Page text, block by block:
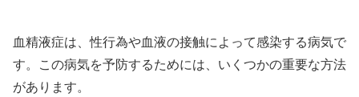
血精液症は、性行為や血液の接触によって感染する病気で
す。この病気を予防するためには、いくつかの重要な方法
があります。